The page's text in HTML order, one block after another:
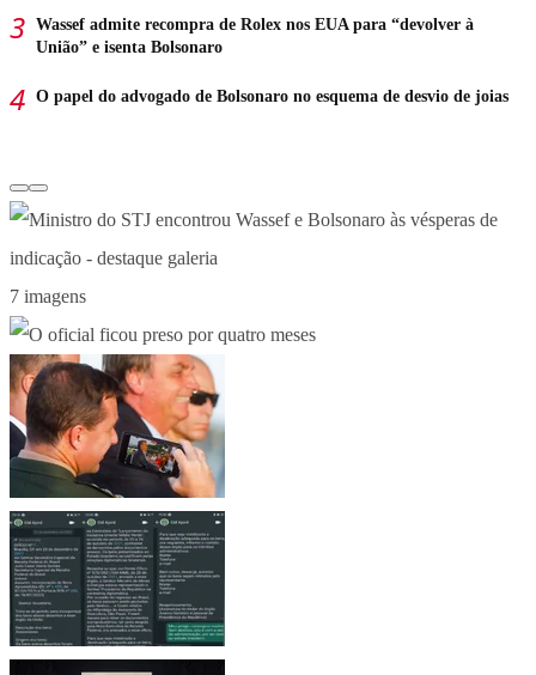
Wassef admite recompra de Rolex nos EUA para “devolver à
União” e isenta Bolsonaro
O papel do advogado de Bolsonaro no esquema de desvio de joias
7 imagens